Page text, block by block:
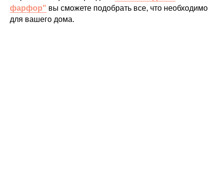
фарфор" вы сможете подобрать все, что необходимо
для вашего дома.